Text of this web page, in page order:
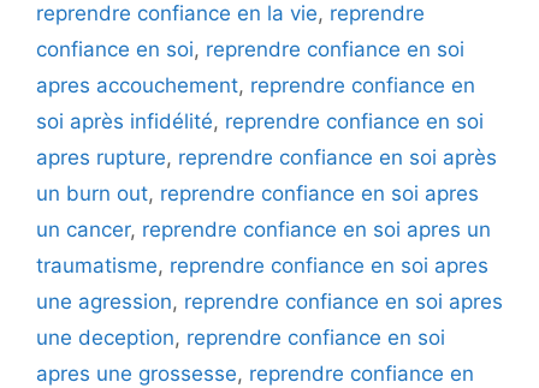
reprendre confiance en la vie, reprendre
confiance en soi, reprendre confiance en soi
apres accouchement, reprendre confiance en
soi après infidélité, reprendre confiance en soi
apres rupture, reprendre confiance en soi après
un burn out, reprendre confiance en soi apres
un cancer, reprendre confiance en soi apres un
traumatisme, reprendre confiance en soi apres
une agression, reprendre confiance en soi apres
une deception, reprendre confiance en soi
apres une grossesse, reprendre confiance en